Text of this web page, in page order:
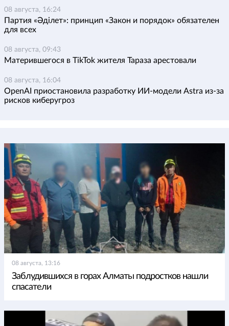
08 августа, 16:24
Партия «Әділет»: принцип «Закон и порядок» обязателен
для всех
08 августа, 09:43
Матерившегося в TikTok жителя Тараза арестовали
08 августа, 16:04
OpenAI приостановила разработку ИИ-модели Astra из-за
рисков киберугроз
08 августа, 13:16
Заблудившихся в горах Алматы подростков нашли
спасатели